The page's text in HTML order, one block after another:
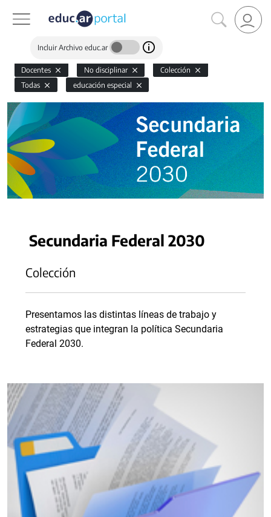
Incluir Archivo educ.ar
Docentes No disciplinar
Colección
Todas
educación especial
Secundaria Federal 2030
Colección
Presentamos las distintas líneas de trabajo y
estrategias que integran la política Secundaria
Federal 2030.